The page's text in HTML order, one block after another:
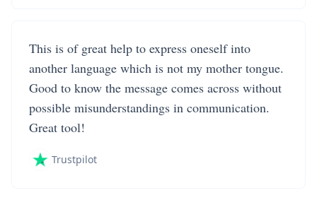
This is of great help to express oneself into
another language which is not my mother tongue.
Good to know the message comes across without
possible misunderstandings in communication.
Great tool!
Trustpilot